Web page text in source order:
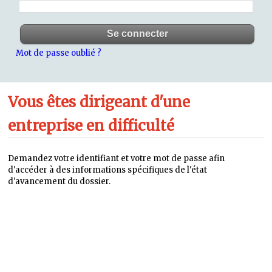
Mot de passe oublié ?
Vous êtes dirigeant d'une
entreprise en difficulté
Demandez votre identifiant et votre mot de passe afin
d'accéder à des informations spécifiques de l'état
d'avancement du dossier.